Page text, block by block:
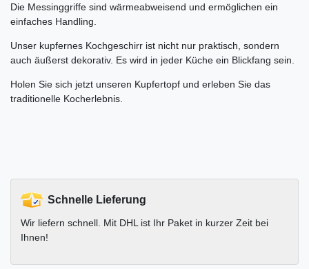
Die Messinggriffe sind wärmeabweisend und ermöglichen ein
einfaches Handling.
Unser kupfernes Kochgeschirr ist nicht nur praktisch, sondern
auch äußerst dekorativ. Es wird in jeder Küche ein Blickfang sein.
Holen Sie sich jetzt unseren Kupfertopf und erleben Sie das
traditionelle Kocherlebnis.
Schnelle Lieferung
Wir liefern schnell. Mit DHL ist Ihr Paket in kurzer Zeit bei
Ihnen!